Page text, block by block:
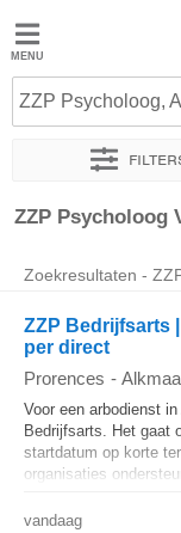
Jobted
Vacatures
Salarissen
ZZP Psycholoog,
Sorteer op
ZZP Psycholoog
Zoekresultaten -
ZZP Bedrijfsarts
per direct
Prorences -
Voor een arbodienst
Bedrijfsarts. Het gaat
startdatum op korte
organisaties
vandaag